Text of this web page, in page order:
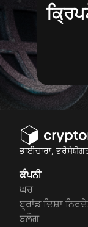
ਭਾਈਚਾਰਾ,
ਕੰਪਨੀ
ਘਰ
ਬ੍ਰਾਂਡ ਦਿਸ਼ਾ
ਬਲੌਗ